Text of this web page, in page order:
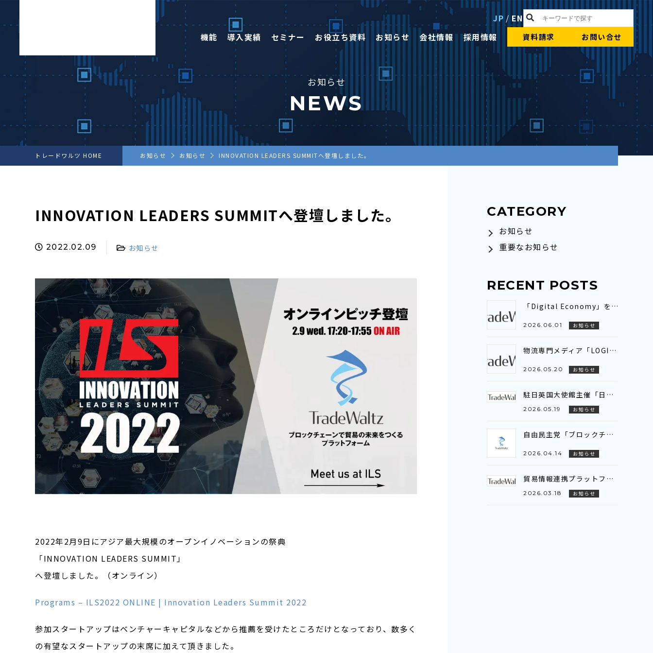
JP / EN
機能
導入実績 セミナー お役立ち資料 お知らせ 会社情報 採用情報 資料請求 お問い合せ
お知らせ
NEWS
トレードワルツ HOME お知らせ お知らせ INNOVATION LEADERS SUMMITへ登壇しました。
INNOVATION LEADERS SUMMITへ登壇しました。
2022.02.09 お知らせ
2022年2月9日にアジア最大規模のオープンイノベーションの祭典
「INNOVATION LEADERS SUMMIT」
へ登壇しました。（オンライン）
Programs – ILS2022 ONLINE | Innovation Leaders Summit 2022
参加スタートアップはベンチャーキャピタルなどから推薦を受けたところだけとなっており、数多く
の有望なスタートアップの末席に加えて頂きました。
CATEGORY
お知らせ
重要なお知らせ
RECENT POSTS
「Digital Economy」をテーマとしたEABCワーキンググループ会議に参加いたしました～アジア全域を繋ぐ「デジタル貿易連携（DTC）」の現状と展望を共有～
2026.06.01 お知らせ
物流専門メディア「LOGISTICS TODAY」にトレードワルツのインタビュー記事が掲載されました
2026.05.20 お知らせ
駐日英国大使館主催「日英貿易デジタル化プロジェクト」ビジネスブリーフィング参加のお知らせ
2026.05.19 お知らせ
自由民主党「ブロックチェーン推進議員連盟」に登壇いたしました
2026.04.14 お知らせ
貿易情報連携プラットフォーム「TradeWaltz®」、AI-OCRの対応範囲を拡大～新たに注文書（P/O）に対応し、輸出入双方でのデータ活用が可能に～
2026.03.18 お知らせ